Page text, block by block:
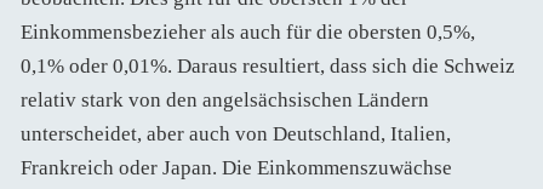
Einkommensbezieher als auch für die obersten 0,5%,
0,1% oder 0,01%. Daraus resultiert, dass sich die Schweiz
relativ stark von den angelsächsischen Ländern
unterscheidet, aber auch von Deutschland, Italien,
Frankreich oder Japan. Die Einkommenszuwächse